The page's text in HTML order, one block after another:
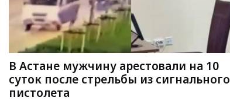
В Астане мужчину арестовали на 10
суток после стрельбы из сигнального
пистолета